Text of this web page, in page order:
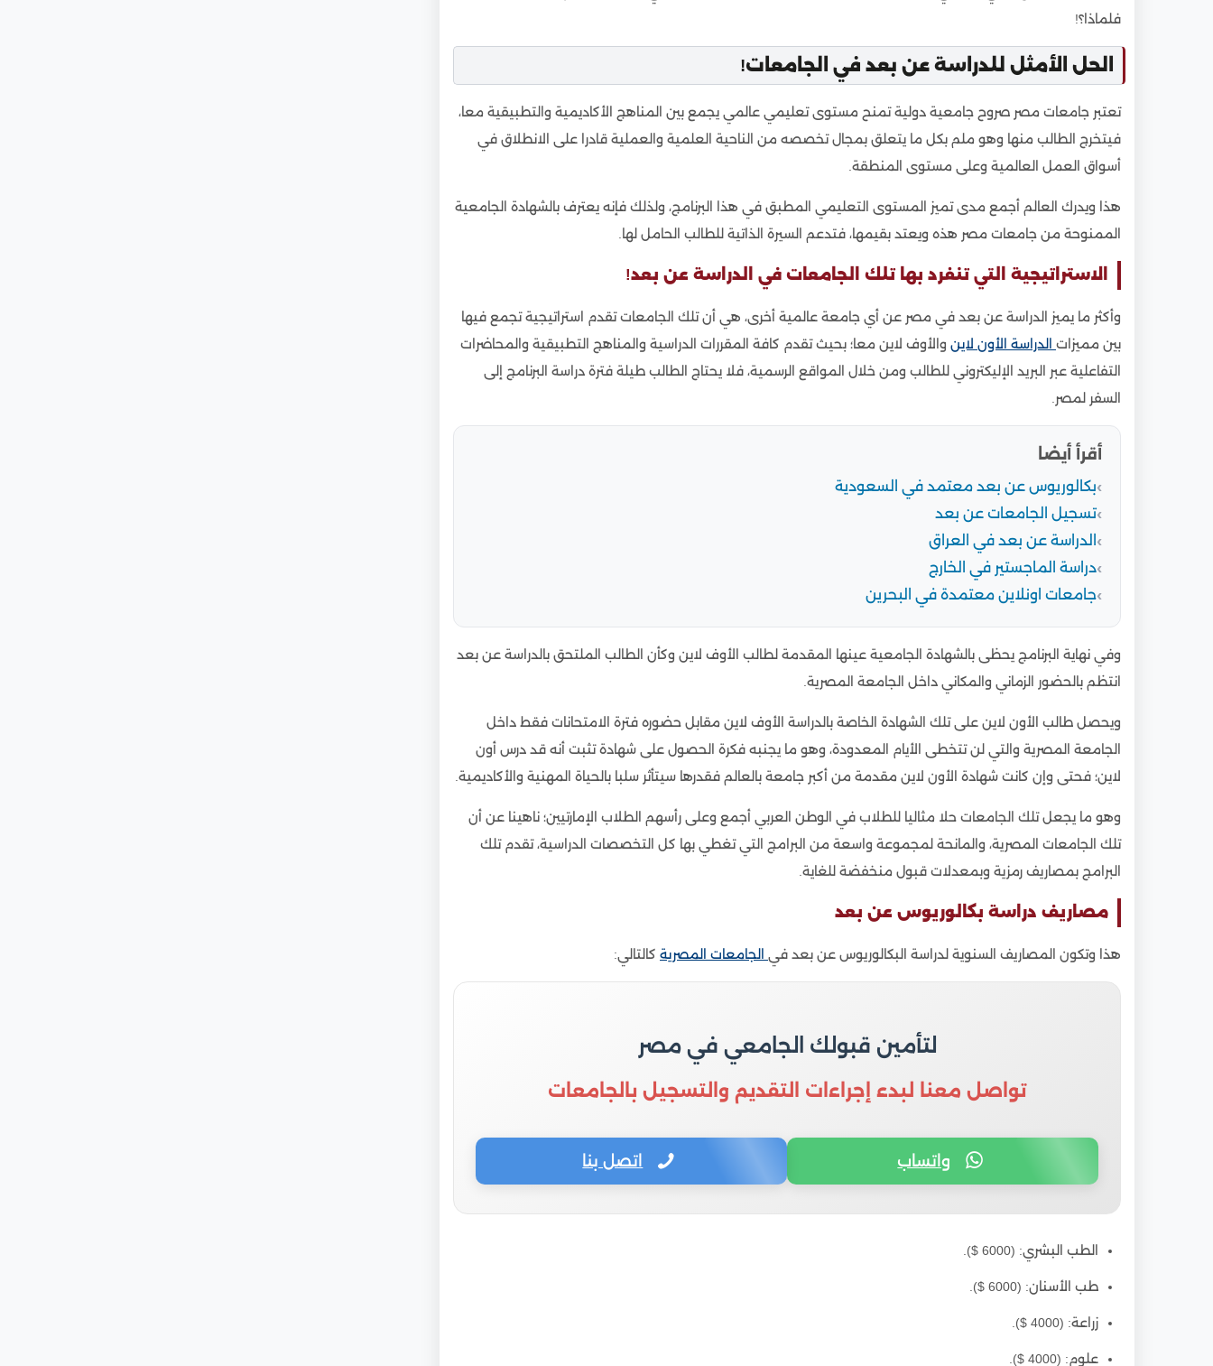
فلماذا؟!
الحل الأمثل للدراسة عن بعد في الجامعات!
تعتبر جامعات مصر صروح جامعية دولية تمنح مستوى تعليمي عالمي يجمع بين المناهج الأكاديمية والتطبيقية معا،
فيتخرج الطالب منها وهو ملم بكل ما يتعلق بمجال تخصصه من الناحية العلمية والعملية قادرا على الانطلاق في
أسواق العمل العالمية وعلى مستوى المنطقة.
هذا ويدرك العالم أجمع مدى تميز المستوى التعليمي المطبق في هذا البرنامج، ولذلك فإنه يعترف بالشهادة الجامعية
الممنوحة من جامعات مصر هذه ويعتد بقيمها، فتدعم السيرة الذاتية للطالب الحامل لها.
الاستراتيجية التي تنفرد بها تلك الجامعات في الدراسة عن بعد!
وأكثر ما يميز الدراسة عن بعد في مصر عن أي جامعة عالمية أخرى، هي أن تلك الجامعات تقدم استراتيجية تجمع فيها
بين مميزات الدراسة الأون لاين والأوف لاين معا؛ بحيث تقدم كافة المقررات الدراسية والمناهج التطبيقية والمحاضرات
التفاعلية عبر البريد الإليكتروني للطالب ومن خلال المواقع الرسمية، فلا يحتاج الطالب طيلة فترة دراسة البرنامج إلى
السفر لمصر.
أقرأ أيضا
بكالوريوس عن بعد معتمد في السعودية
تسجيل الجامعات عن بعد
الدراسة عن بعد في العراق
دراسة الماجستير في الخارج
جامعات اونلاين معتمدة في البحرين
وفي نهاية البرنامج يحظى بالشهادة الجامعية عينها المقدمة لطالب الأوف لاين وكأن الطالب الملتحق بالدراسة عن بعد
انتظم بالحضور الزماني والمكاني داخل الجامعة المصرية.
ويحصل طالب الأون لاين على تلك الشهادة الخاصة بالدراسة الأوف لاين مقابل حضوره فترة الامتحانات فقط داخل
الجامعة المصرية والتي لن تتخطى الأيام المعدودة، وهو ما يجنبه فكرة الحصول على شهادة تثبت أنه قد درس أون
لاين؛ فحتى وإن كانت شهادة الأون لاين مقدمة من أكبر جامعة بالعالم فقدرها سيتأثر سلبا بالحياة المهنية والأكاديمية.
وهو ما يجعل تلك الجامعات حلا مثاليا للطلاب في الوطن العربي أجمع وعلى رأسهم الطلاب الإمارتيين؛ ناهينا عن أن
تلك الجامعات المصرية، والمانحة لمجموعة واسعة من البرامج التي تغطي بها كل التخصصات الدراسية، تقدم تلك
البرامج بمصاريف رمزية وبمعدلات قبول منخفضة للغاية.
مصاريف دراسة بكالوريوس عن بعد
هذا وتكون المصاريف السنوية لدراسة البكالوريوس عن بعد في الجامعات المصرية كالتالي:
لتأمين قبولك الجامعي في مصر
تواصل معنا لبدء إجراءات التقديم والتسجيل بالجامعات
واتساب اتصل بنا
الطب البشري: (6000 $).
طب الأسنان: (6000 $).
زراعة: (4000 $).
علوم: (4000 $).